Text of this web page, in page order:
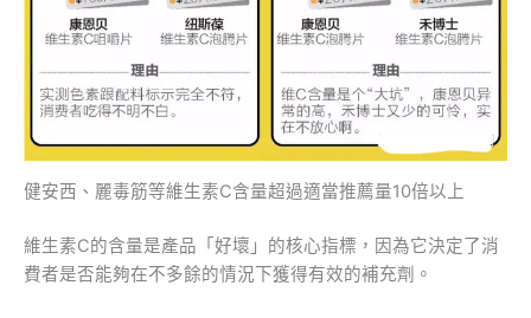
健安西、麗毒筋等維生素C含量超過適當推薦量10倍以上
維生素C的含量是產品「好壞」的核心指標，因為它決定了消
費者是否能夠在不多餘的情況下獲得有效的補充劑。